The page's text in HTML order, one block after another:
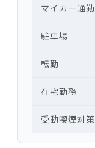
マイカー通勤
駐車場
転勤
在宅勤務
受動喫煙対策